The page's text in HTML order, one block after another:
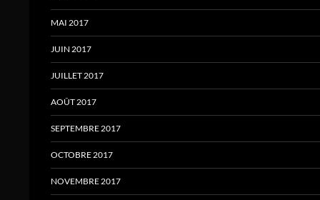
MAI 2017
JUIN 2017
JUILLET 2017
AOÛT 2017
SEPTEMBRE 2017
OCTOBRE 2017
NOVEMBRE 2017